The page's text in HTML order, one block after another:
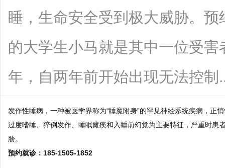
睡，生命安全受到极大威胁。
的大学生小马就是其中一位受
年，自两年前开始出现无法控制
发作性睡病，一种被医学界称为“睡魔附身”的罕见神经系统疾病，正
过度嗜睡、猝倒发作、睡眠瘫痪和入睡前幻觉为主要特征，严重时患
胁。
预约就诊：185-1505-1852